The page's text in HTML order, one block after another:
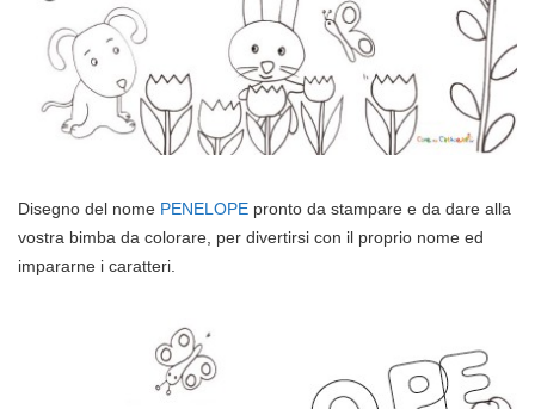
Disegno del nome PENELOPE pronto da stampare e da dare alla
vostra bimba da colorare, per divertirsi con il proprio nome ed
impararne i caratteri.